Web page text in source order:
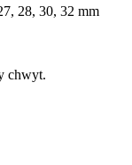
28, 30, 32 mm
chwyt.